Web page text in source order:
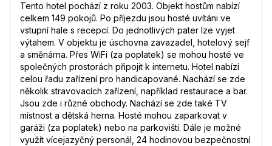
Tento hotel pochází z roku 2003. Objekt hostům nabízí
celkem 149 pokojů. Po příjezdu jsou hosté uvítáni ve
vstupní hale s recepcí. Do jednotlivých pater lze vyjet
výtahem. V objektu je úschovna zavazadel, hotelový sejf
a směnárna. Přes WiFi (za poplatek) se mohou hosté ve
společných prostorách připojit k internetu. Hotel nabízí
celou řadu zařízení pro handicapované. Nachází se zde
několik stravovacích zařízení, například restaurace a bar.
Jsou zde i různé obchody. Nachází se zde také TV
místnost a dětská herna. Hosté mohou zaparkovat v
garáži (za poplatek) nebo na parkovišti. Dále je možné
využít vícejazyčný personál, 24 hodinovou bezpečnostní